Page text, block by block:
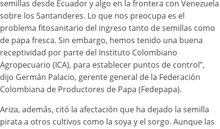
semillas desde Ecuador y algo en la frontera con Venezuela
sobre los Santanderes. Lo que nos preocupa es el
problema fitosanitario del ingreso tanto de semillas como
de papa fresca. Sin embargo, hemos tenido una buena
receptividad por parte del Instituto Colombiano
Agropecuario (ICA), para establecer puntos de control”,
dijo Germán Palacio, gerente general de la Federación
Colombiana de Productores de Papa (Fedepapa).
Ariza, además, citó la afectación que ha dejado la semilla
pirata a otros cultivos como la soya y el sorgo. Aunque las